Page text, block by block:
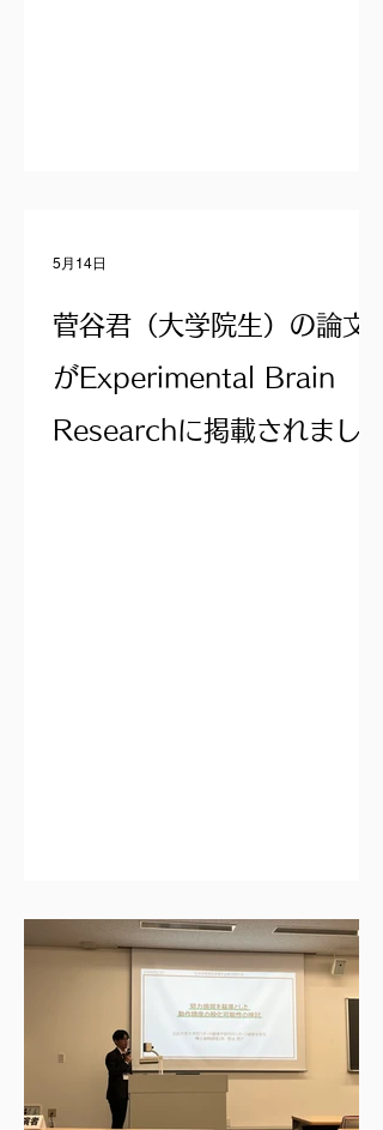
菅谷君（大学院生）の論文
がExperimental Brain
Researchに掲載されまし
5月14日